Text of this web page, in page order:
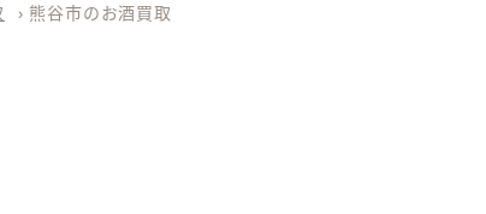
›熊谷市のお酒買取